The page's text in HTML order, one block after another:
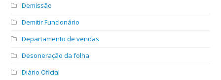
Demissão
Demitir Funcionário
Departamento de vendas
Desoneração da folha
Diário Oficial